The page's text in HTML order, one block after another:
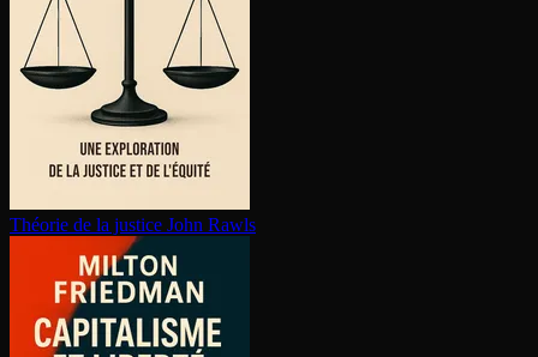
Théorie de la justice John Rawls